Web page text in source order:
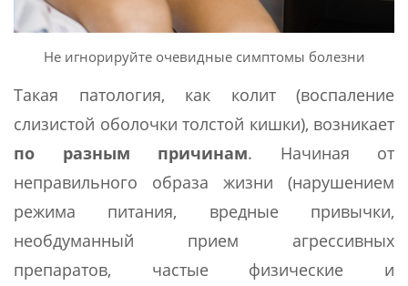
Не игнорируйте очевидные симптомы болезни
Такая патология, как колит (воспаление
слизистой оболочки толстой кишки), возникает
по разным причинам. Начиная от
неправильного образа жизни (нарушением
режима питания, вредные привычки,
необдуманный прием агрессивных
препаратов, частые физические и